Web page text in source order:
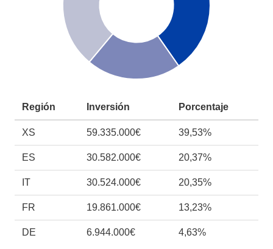
Región Inversión Porcentaje
XS 59.335.000€ 39,53%
ES 30.582.000€ 20,37%
IT 30.524.000€ 20,35%
FR 19.861.000€ 13,23%
DE 6.944.000€ 4,63%